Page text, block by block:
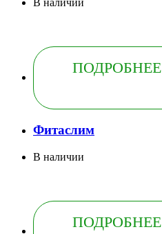
В наличии
ПОДРОБНЕЕ
Фитаслим
В наличии
ПОДРОБНЕЕ